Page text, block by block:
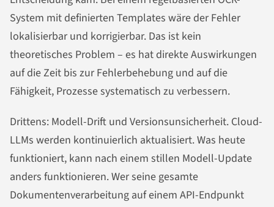
System mit definierten Templates wäre der Fehler
lokalisierbar und korrigierbar. Das ist kein
theoretisches Problem – es hat direkte Auswirkungen
auf die Zeit bis zur Fehlerbehebung und auf die
Fähigkeit, Prozesse systematisch zu verbessern.
Drittens: Modell-Drift und Versionsunsicherheit. Cloud-
LLMs werden kontinuierlich aktualisiert. Was heute
funktioniert, kann nach einem stillen Modell-Update
anders funktionieren. Wer seine gesamte
Dokumentenverarbeitung auf einem API-Endpunkt